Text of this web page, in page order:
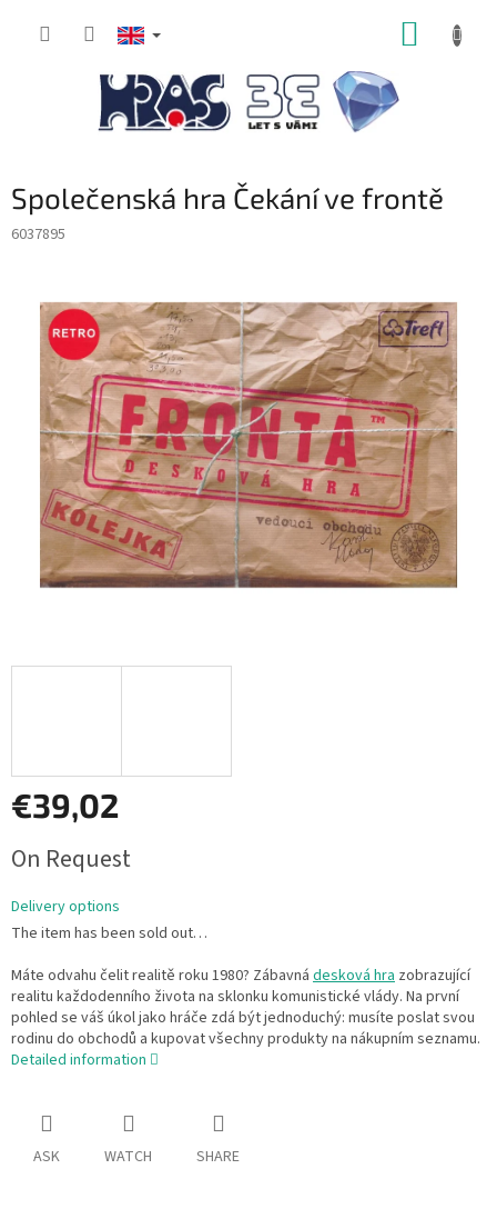
Společenská hra Čekání ve frontě
6037895
€39,02
price:
On Request
Delivery options
The item has been sold out…
Máte odvahu čelit realitě roku 1980? Zábavná desková hra zobrazující
realitu každodenního života na sklonku komunistické vlády. Na první
pohled se váš úkol jako hráče zdá být jednoduchý: musíte poslat svou
rodinu do obchodů a kupovat všechny produkty na nákupním seznamu.
Detailed information
ASK WATCH SHARE